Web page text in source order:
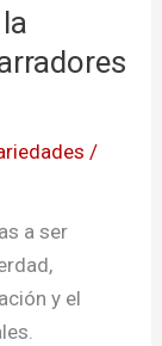
/
a ser
y el